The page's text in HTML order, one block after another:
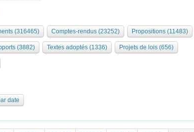
(316465) Comptes-rendus (23252) Propositions (11483)
(3882) Textes adoptés (1336) Projets de lois (656)
date